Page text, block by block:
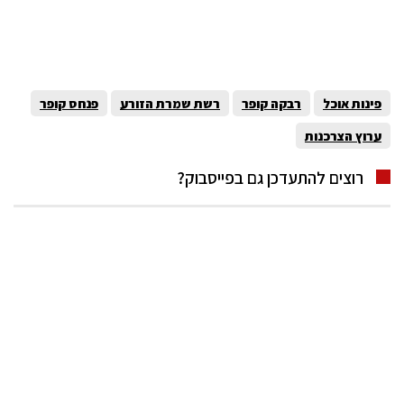
פינות אוכל רבקה קופר רשת שמרת הזורע
פנחס קופר
ערוץ הצרכנות
רוצים להתעדכן גם בפייסבוק?